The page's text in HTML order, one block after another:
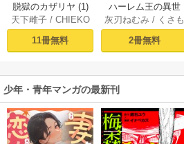
脱獄のカザリヤ (1)
天下雌子/ CHIEKO
11冊無料
ハーレム王の異世
界プレス漫遊記 ～
最強無双のおじさ
んはあらゆる種族
ミック） 1巻
灰刃ねむみ / くさも
2冊無料
少年・青年マンガの最新刊